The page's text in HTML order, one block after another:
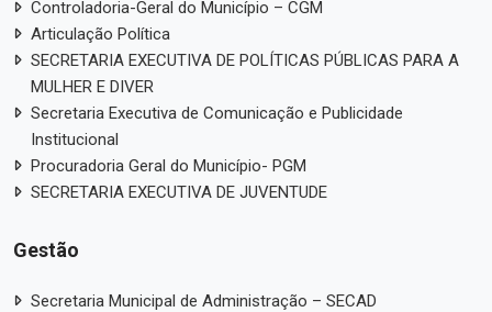
Controladoria-Geral do Município – CGM
Articulação Política
SECRETARIA EXECUTIVA DE POLÍTICAS PÚBLICAS PARA A
MULHER E DIVER
Secretaria Executiva de Comunicação e Publicidade
Institucional
Procuradoria Geral do Município- PGM
SECRETARIA EXECUTIVA DE JUVENTUDE
Gestão
Secretaria Municipal de Administração – SECAD